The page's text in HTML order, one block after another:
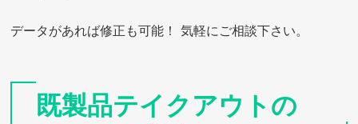
データがあれば修正も可能！ 気軽にご相談下さい。
既製品テイクアウトの